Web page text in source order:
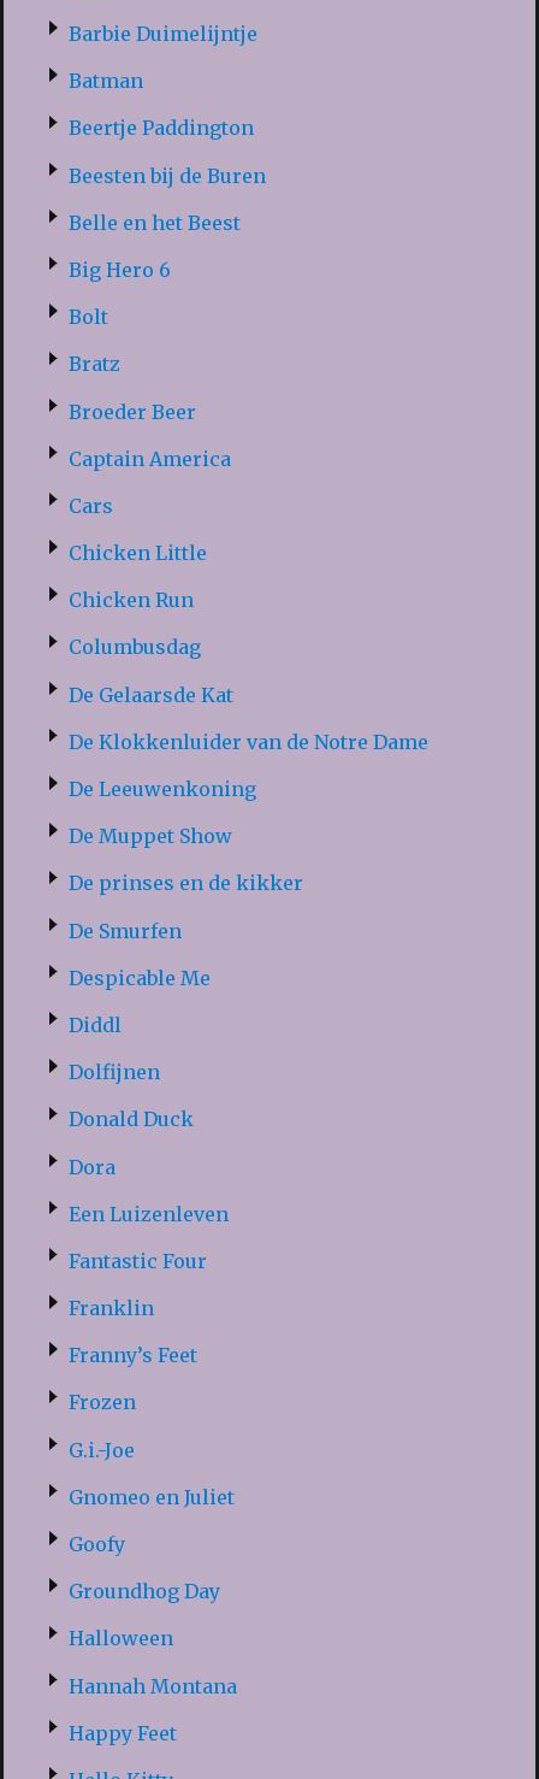
Barbie Duimelijntje
Batman
Beertje Paddington
Beesten bij de Buren
Belle en het Beest
Big Hero 6
Bolt
Bratz
Broeder Beer
Captain America
Cars
Chicken Little
Chicken Run
Columbusdag
De Gelaarsde Kat
De Klokkenluider van de Notre Dame
De Leeuwenkoning
De Muppet Show
De prinses en de kikker
De Smurfen
Despicable Me
Diddl
Dolfijnen
Donald Duck
Dora
Een Luizenleven
Fantastic Four
Franklin
Franny’s Feet
Frozen
G.i.-Joe
Gnomeo en Juliet
Goofy
Groundhog Day
Halloween
Hannah Montana
Happy Feet